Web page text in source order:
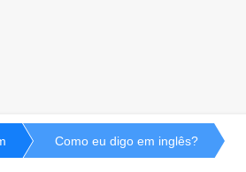
Como eu digo em inglês?